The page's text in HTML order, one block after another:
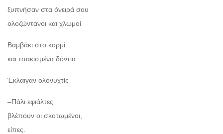
ξυπνήσαν στα όνειρά σου
ολοζώντανοι και χλωμοί
Βαμβάκι στο κορμί
και τσακισμένα δόντια.
Έκλαιγαν ολονυχτίς
–Πάλι εφιάλτες
βλέπουν οι σκοτωμένοι,
είπες.